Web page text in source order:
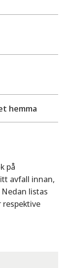
in ditt
Företag,
lämna
hindras
som
hemma
på
avfall innan,
listas